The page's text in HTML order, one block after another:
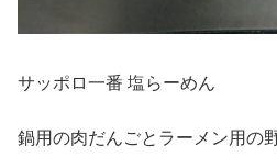
サッポロ一番 塩らーめん
鍋用の肉だんごとラーメン用の